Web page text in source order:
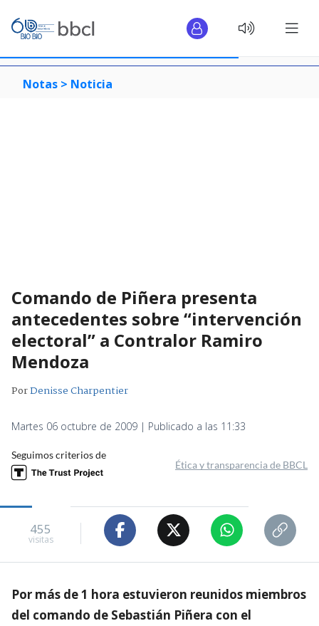
Notas > Noticia
Comando de Piñera presenta
antecedentes sobre “intervención
electoral” a Contralor Ramiro
Mendoza
PorDenisse Charpentier
Martes 06 octubre de 2009 | Publicado a las 11:33
Seguimos criterios de
Ética y transparencia de BBCL
455
visitas
Por más de 1 hora estuvieron reunidos miembros
del comando de Sebastián Piñera con el